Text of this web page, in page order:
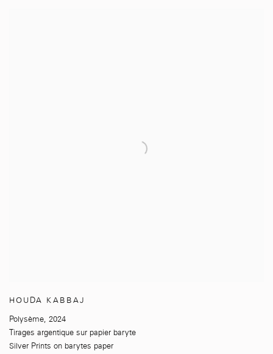
HOUDA KABBAJ
Polysème, 2024
Tirages argentique sur papier baryte
Silver Prints on barytes paper